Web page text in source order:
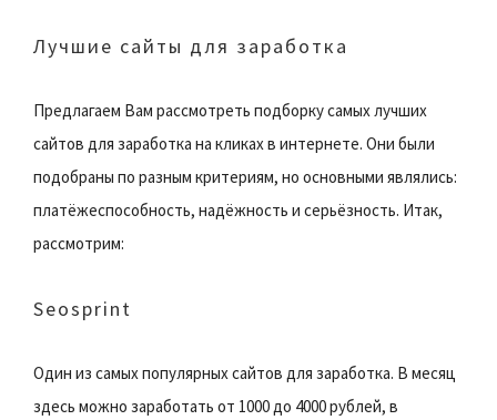
Лучшие сайты для заработка
Предлагаем Вам рассмотреть подборку самых лучших
сайтов для заработка на кликах в интернете. Они были
подобраны по разным критериям, но основными являлись:
платёжеспособность, надёжность и серьёзность. Итак,
рассмотрим:
Seosprint
Один из самых популярных сайтов для заработка. В месяц
здесь можно заработать от 1000 до 4000 рублей, в